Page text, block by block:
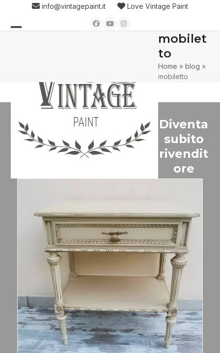
content
info@vintagepaint.it Love Vintage Paint
Facebook
YouTubeInstagram
mobilet
to
Home »blog »
mobiletto
Diventa
subito
rivendit
ore